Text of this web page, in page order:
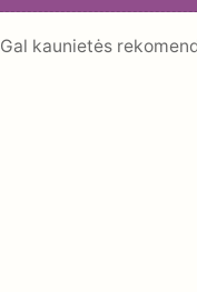
Gal kaunietės